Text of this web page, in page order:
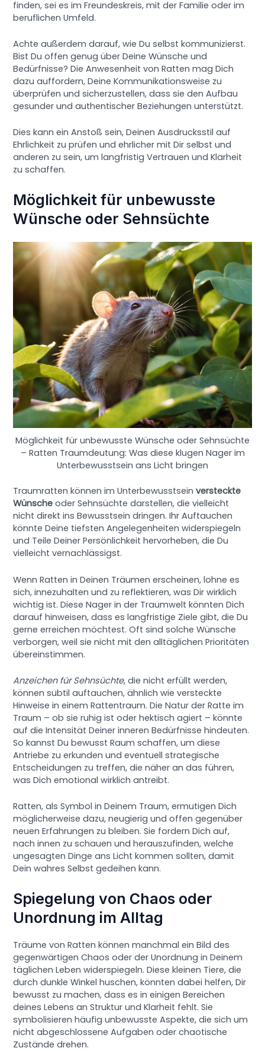
finden, sei es im Freundeskreis, mit der Familie oder im
beruflichen Umfeld.
Achte außerdem darauf, wie Du selbst kommunizierst.
Bist Du offen genug über Deine Wünsche und
Bedürfnisse? Die Anwesenheit von Ratten mag Dich
dazu auffordern, Deine Kommunikationsweise zu
überprüfen und sicherzustellen, dass sie den Aufbau
gesunder und authentischer Beziehungen unterstützt.
Dies kann ein Anstoß sein, Deinen Ausdrucksstil auf
Ehrlichkeit zu prüfen und ehrlicher mit Dir selbst und
anderen zu sein, um langfristig Vertrauen und Klarheit
zu schaffen.
Möglichkeit für unbewusste
Wünsche oder Sehnsüchte
Möglichkeit für unbewusste Wünsche oder Sehnsüchte
– Ratten Traumdeutung: Was diese klugen Nager im
Unterbewusstsein ans Licht bringen
Traumratten können im Unterbewusstseinversteckte
Wünsche oder Sehnsüchte darstellen, die vielleicht
nicht direkt ins Bewusstsein dringen. Ihr Auftauchen
könnte Deine tiefsten Angelegenheiten widerspiegeln
und Teile Deiner Persönlichkeit hervorheben, die Du
vielleicht vernachlässigst.
Wenn Ratten in Deinen Träumen erscheinen, lohne es
sich, innezuhalten und zu reflektieren, was Dir wirklich
wichtig ist. Diese Nager in der Traumwelt könnten Dich
darauf hinweisen, dass es langfristige Ziele gibt, die Du
gerne erreichen möchtest. Oft sind solche Wünsche
verborgen, weil sie nicht mit den alltäglichen Prioritäten
übereinstimmen.
Anzeichen für Sehnsüchte, die nicht erfüllt werden,
können subtil auftauchen, ähnlich wie versteckte
Hinweise in einem Rattentraum. Die Natur der Ratte im
Traum – ob sie ruhig ist oder hektisch agiert – könnte
auf die Intensität Deiner inneren Bedürfnisse hindeuten.
So kannst Du bewusst Raum schaffen, um diese
Antriebe zu erkunden und eventuell strategische
Entscheidungen zu treffen, die näher an das führen,
was Dich emotional wirklich antreibt.
Ratten, als Symbol in Deinem Traum, ermutigen Dich
möglicherweise dazu, neugierig und offen gegenüber
neuen Erfahrungen zu bleiben. Sie fordern Dich auf,
nach innen zu schauen und herauszufinden, welche
ungesagten Dinge ans Licht kommen sollten, damit
Dein wahres Selbst gedeihen kann.
Spiegelung von Chaos oder
Unordnung im Alltag
Träume von Ratten können manchmal ein Bild des
gegenwärtigen Chaos oder der Unordnung in Deinem
täglichen Leben widerspiegeln. Diese kleinen Tiere, die
durch dunkle Winkel huschen, könnten dabei helfen, Dir
bewusst zu machen, dass es in einigen Bereichen
deines Lebens an Struktur und Klarheit fehlt. Sie
symbolisieren häufig unbewusste Aspekte, die sich um
nicht abgeschlossene Aufgaben oder chaotische
Zustände drehen.